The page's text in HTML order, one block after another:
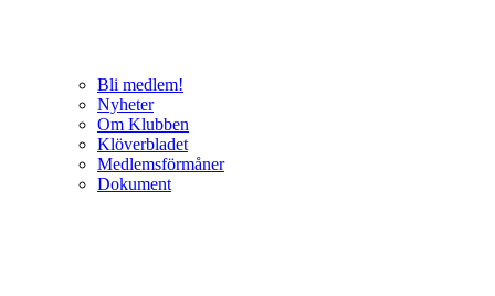
Bli medlem!
Nyheter
Om Klubben
Klöverbladet
Medlemsförmåner
Dokument